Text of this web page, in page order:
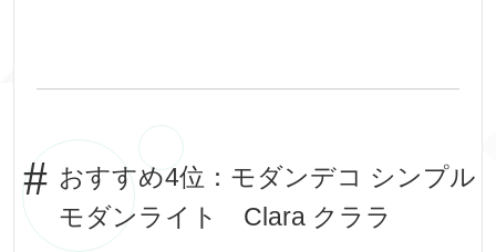
おすすめ4位：モダンデコ シンプル
モダンライト Clara クララ